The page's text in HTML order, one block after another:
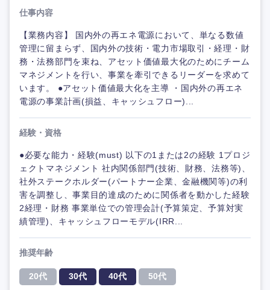
仕事内容
【業務内容】 国内外の再エネ電源において、単なる数値
管理に留まらず、国内外の技術・電力市場取引・経理・財
務・法務部門を束ね、アセット価値最大化のためにチーム
マネジメントを行い、事業を牽引できるリーダーを求めて
います。 ●アセット価値最大化を主導 ・国内外の再エネ
電源の事業計画(損益、キャッシュフロー)...
経験・資格
●必要な能力・経験(must) 以下の1または2の経験 1プロジ
ェクトマネジメント 社内関係部門(技術、財務、法務等)、
社外ステークホルダー(パートナー企業、金融機関等)の利
害を調整し、事業目的達成のために関係者を動かした経験
2経理・財務 事業単位での管理会計(予算策定、予算対実
績管理)、キャッシュフローモデル(IRR...
推奨年齢
20代 30代 40代 50代